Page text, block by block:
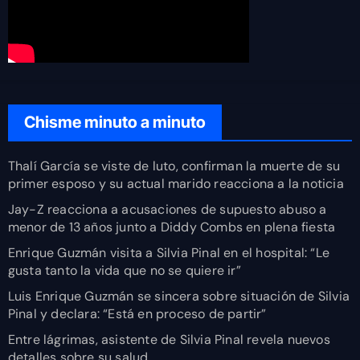
Chisme minuto a minuto
Thalí García se viste de luto, confirman la muerte de su
primer esposo y su actual marido reacciona a la noticia
Jay-Z reacciona a acusaciones de supuesto abuso a
menor de 13 años junto a Diddy Combs en plena fiesta
Enrique Guzmán visita a Silvia Pinal en el hospital: “Le
gusta tanto la vida que no se quiere ir”
Luis Enrique Guzmán se sincera sobre situación de Silvia
Pinal y declara: “Está en proceso de partir”
Entre lágrimas, asistente de Silvia Pinal revela nuevos